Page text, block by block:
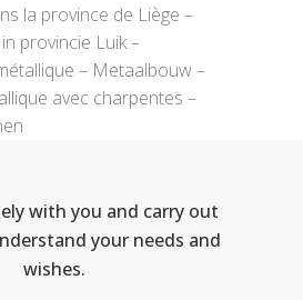
la province de Liège –
provincie Luik –
– Metaalbouw –
avec charpentes –
with you and carry out
your needs and
wishes.